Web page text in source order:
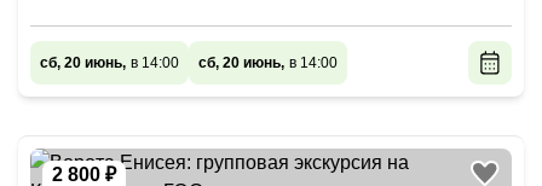
сб, 20 июнь, в 14:00 сб, 20 июнь, в 14:00
2 800 ₽